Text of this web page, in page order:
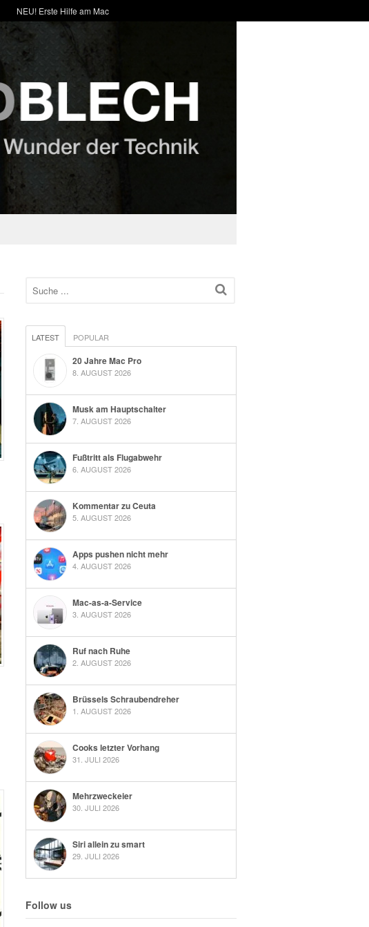
NEU! Erste Hilfe am Mac
LATEST POPULAR
20 Jahre Mac Pro
8. AUGUST 2026
Musk am Hauptschalter
7. AUGUST 2026
Fußtritt als Flugabwehr
6. AUGUST 2026
Kommentar zu Ceuta
5. AUGUST 2026
Apps pushen nicht mehr
4. AUGUST 2026
Mac-as-a-Service
3. AUGUST 2026
Ruf nach Ruhe
2. AUGUST 2026
Brüssels Schraubendreher
1. AUGUST 2026
Cooks letzter Vorhang
31. JULI 2026
Mehrzweckeier
30. JULI 2026
Siri allein zu smart
29. JULI 2026
Follow us